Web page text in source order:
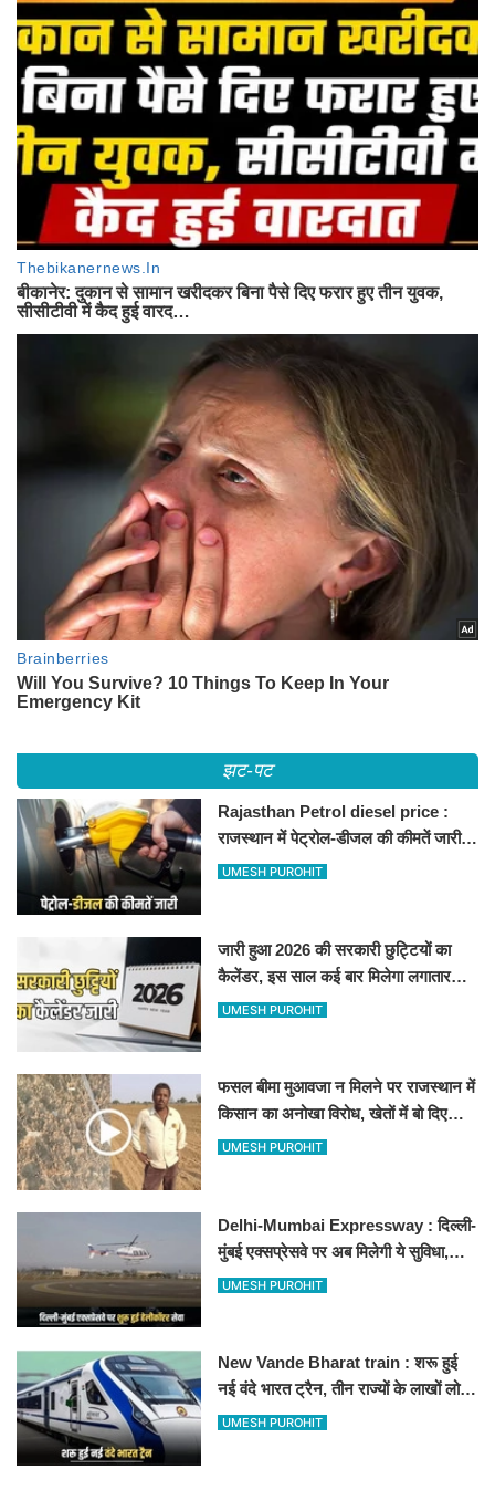
झट-पट
Rajasthan Petrol diesel price :
राजस्थान में पेट्रोल-डीजल की कीमतें जारी,
जानिए बीकानेर समेत पुरे प्रदेश में नए रेट
UMESH PUROHIT
जारी हुआ 2026 की सरकारी छुट्टियों का
कैलेंडर, इस साल कई बार मिलेगा लगातार
अवकाश, देखें
UMESH PUROHIT
फसल बीमा मुआवजा न मिलने पर राजस्थान में
किसान का अनोखा विरोध, खेतों में बो दिए
500-500 रुपए के नोट, वीडियो वायरल
UMESH PUROHIT
Delhi-Mumbai Expressway : दिल्ली-
मुंबई एक्सप्रेसवे पर अब मिलेगी ये सुविधा,
हेलीकॉप्टर सर्विस से तुरंत घायल पहुंचेगा
UMESH PUROHIT
New Vande Bharat train : शरू हुई
नई वंदे भारत ट्रैन, तीन राज्यों के लाखों लोगों
का सफर होगा आसान, देखें पूरा रूटमैप
UMESH PUROHIT